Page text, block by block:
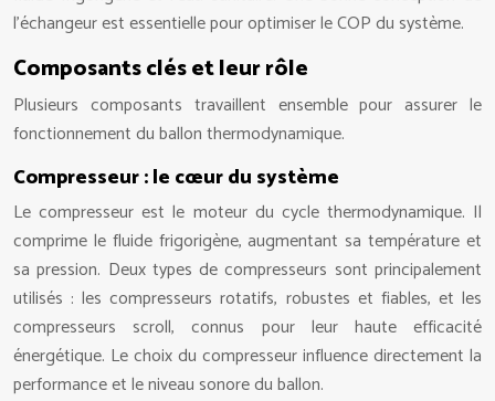
l’échangeur est essentielle pour optimiser le COP du système.
Composants clés et leur rôle
Plusieurs composants travaillent ensemble pour assurer le
fonctionnement du ballon thermodynamique.
Compresseur : le cœur du système
Le compresseur est le moteur du cycle thermodynamique. Il
comprime le fluide frigorigène, augmentant sa température et
sa pression. Deux types de compresseurs sont principalement
utilisés : les compresseurs rotatifs, robustes et fiables, et les
compresseurs scroll, connus pour leur haute efficacité
énergétique. Le choix du compresseur influence directement la
performance et le niveau sonore du ballon.